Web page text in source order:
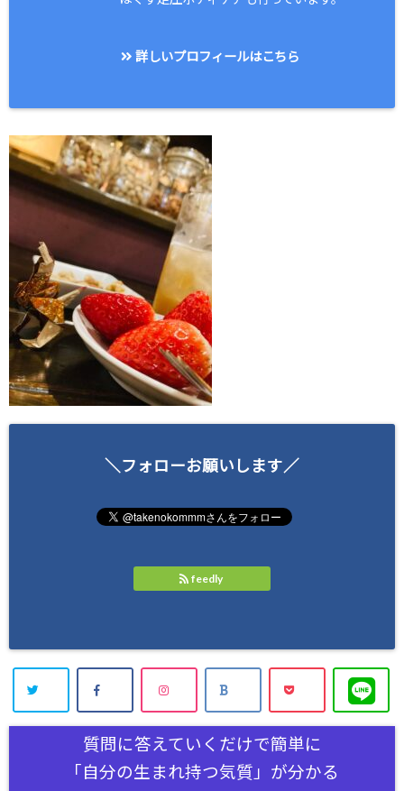
詳しいプロフィールはこちら
＼フォローお願いします／
feedly
質問に答えていくだけで簡単に
「自分の生まれ持つ気質」が分かる